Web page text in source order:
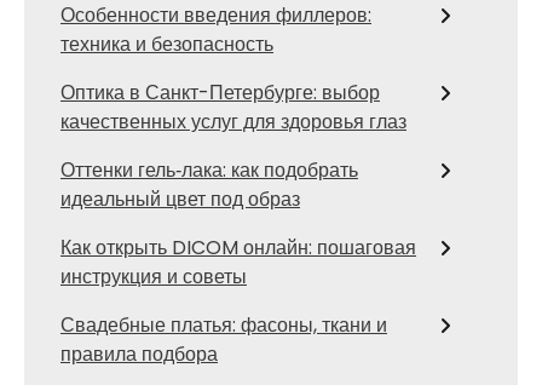
Особенности введения филлеров:
техника и безопасность
Оптика в Санкт-Петербурге: выбор
качественных услуг для здоровья глаз
Оттенки гель‑лака: как подобрать
идеальный цвет под образ
Как открыть DICOM онлайн: пошаговая
инструкция и советы
Свадебные платья: фасоны, ткани и
правила подбора